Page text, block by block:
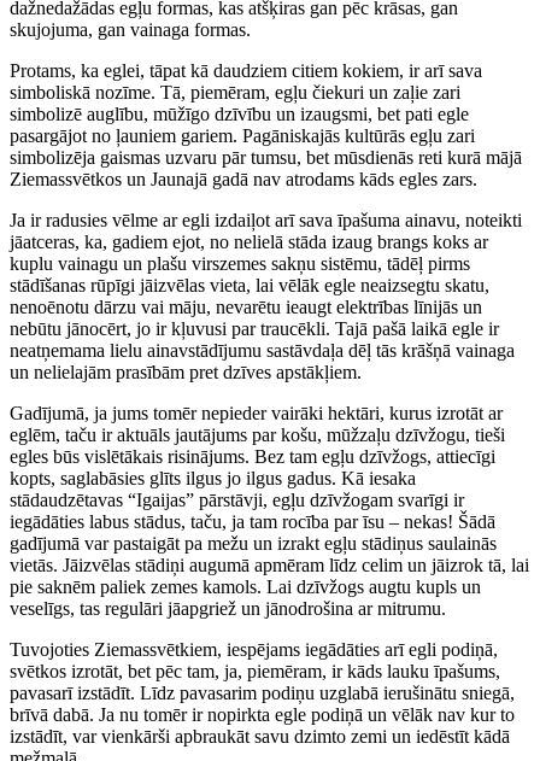
dažnedažādas egļu formas, kas atšķiras gan pēc krāsas, gan
skujojuma, gan vainaga formas.
Protams, ka eglei, tāpat kā daudziem citiem kokiem, ir arī sava
simboliskā nozīme. Tā, piemēram, egļu čiekuri un zaļie zari
simbolizē auglību, mūžīgo dzīvību un izaugsmi, bet pati egle
pasargājot no ļauniem gariem. Pagāniskajās kultūrās egļu zari
simbolizēja gaismas uzvaru pār tumsu, bet mūsdienās reti kurā mājā
Ziemassvētkos un Jaunajā gadā nav atrodams kāds egles zars.
Ja ir radusies vēlme ar egli izdaiļot arī sava īpašuma ainavu, noteikti
jāatceras, ka, gadiem ejot, no nelielā stāda izaug brangs koks ar
kuplu vainagu un plašu virszemes sakņu sistēmu, tādēļ pirms
stādīšanas rūpīgi jāizvēlas vieta, lai vēlāk egle neaizsegtu skatu,
nenoēnotu dārzu vai māju, nevarētu ieaugt elektrības līnijās un
nebūtu jānocērt, jo ir kļuvusi par traucēkli. Tajā pašā laikā egle ir
neatņemama lielu ainavstādījumu sastāvdaļa dēļ tās krāšņā vainaga
un nelielajām prasībām pret dzīves apstākļiem.
Gadījumā, ja jums tomēr nepieder vairāki hektāri, kurus izrotāt ar
eglēm, taču ir aktuāls jautājums par košu, mūžzaļu dzīvžogu, tieši
egles būs vislētākais risinājums. Bez tam egļu dzīvžogs, attiecīgi
kopts, saglabāsies glīts ilgus jo ilgus gadus. Kā iesaka
stādaudzētavas “Igaijas” pārstāvji, egļu dzīvžogam svarīgi ir
iegādāties labus stādus, taču, ja tam rocība par īsu – nekas! Šādā
gadījumā var pastaigāt pa mežu un izrakt egļu stādiņus saulainās
vietās. Jāizvēlas stādiņi augumā apmēram līdz celim un jāizrok tā, lai
pie saknēm paliek zemes kamols. Lai dzīvžogs augtu kupls un
veselīgs, tas regulāri jāapgriež un jānodrošina ar mitrumu.
Tuvojoties Ziemassvētkiem, iespējams iegādāties arī egli podiņā,
svētkos izrotāt, bet pēc tam, ja, piemēram, ir kāds lauku īpašums,
pavasarī izstādīt. Līdz pavasarim podiņu uzglabā ierušinātu sniegā,
brīvā dabā. Ja nu tomēr ir nopirkta egle podiņā un vēlāk nav kur to
izstādīt, var vienkārši apbraukāt savu dzimto zemi un iedēstīt kādā